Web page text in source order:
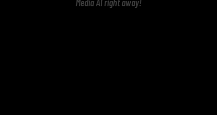
Media AI right away!